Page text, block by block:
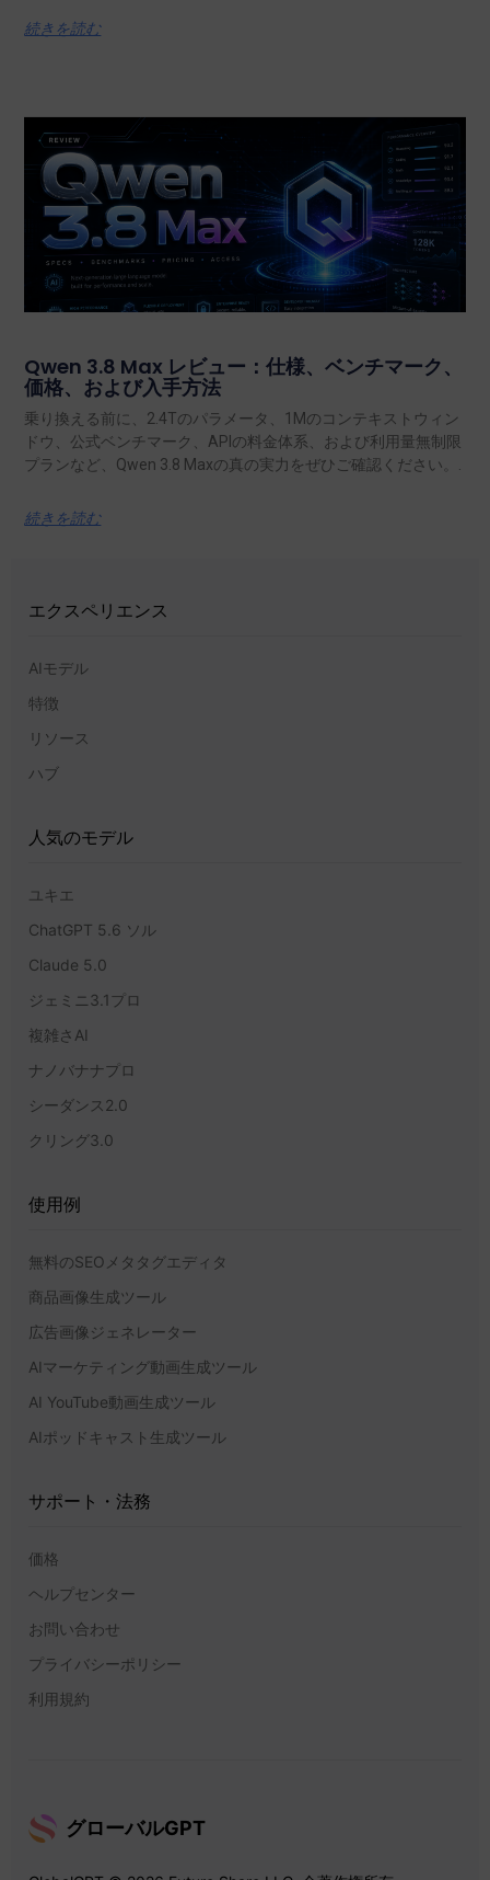
続きを読む
Qwen 3.8 Max レビュー：仕様、ベンチマーク、
価格、および入手方法
乗り換える前に、2.4Tのパラメータ、1Mのコンテキストウィン
ドウ、公式ベンチマーク、APIの料金体系、および利用量無制限
プランなど、Qwen 3.8 Maxの真の実力をぜひご確認ください。.
続きを読む
エクスペリエンス
AIモデル
特徴
リソース
ハブ
人気のモデル
ユキエ
ChatGPT 5.6 ソル
Claude 5.0
ジェミニ3.1プロ
複雑さAI
ナノバナナプロ
シーダンス2.0
クリング3.0
使用例
無料のSEOメタタグエディタ
商品画像生成ツール
広告画像ジェネレーター
AIマーケティング動画生成ツール
AI YouTube動画生成ツール
AIポッドキャスト生成ツール
サポート・法務
価格
ヘルプセンター
お問い合わせ
プライバシーポリシー
利用規約
グローバルGPT